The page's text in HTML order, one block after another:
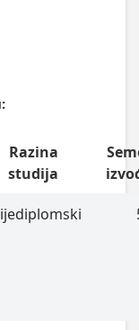
Razina
studija